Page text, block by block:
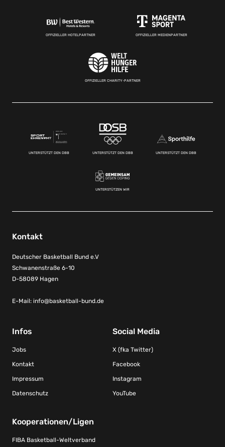
OFFIZIELLER HOTELPARTNER OFFIZIELLER MEDIENPARTNER
OFFIZIELLER CHARITY-PARTNER
UNTERSTÜTZT DEN DBB UNTERSTÜTZT DEN DBB UNTERSTÜTZT DEN DBB
UNTERSTÜTZEN WIR
Kontakt
Deutscher Basketball Bund e.V
Schwanenstraße 6-10
D-58089 Hagen
E-Mail: info@basketball-bund.de
Infos
Jobs
Kontakt
Impressum
Datenschutz
Social Media
X (fka Twitter)
Facebook
Instagram
YouTube
Kooperationen/Ligen
FIBA Basketball-Weltverband